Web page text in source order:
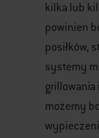
kilka lub
powinien
posiłków,
systemy
grillowania
możemy